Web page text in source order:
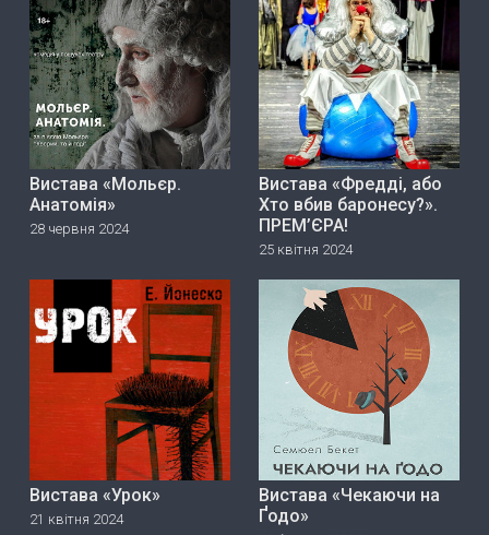
Вистава «Мольєр.
Анатомія»
28 червня 2024
Вистава «Фредді, або
Хто вбив баронесу?».
ПРЕМ’ЄРА!
25 квітня 2024
Вистава «Урок»
21 квітня 2024
Вистава «Чекаючи на
Ґодо»